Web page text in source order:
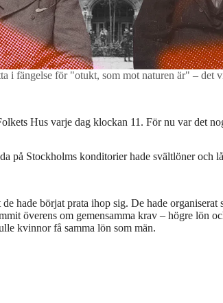
i fängelse för "otukt, som mot naturen är" – det
Hus varje dag klockan 11. För nu var det
på Stockholms konditorier hade svältlöner och
hade börjat prata ihop sig. De hade organiserat
överens om gemensamma krav – högre lön
kvinnor få samma lön som män.